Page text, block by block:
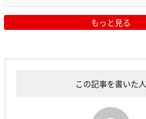
もっと見る
この記事を書いた人